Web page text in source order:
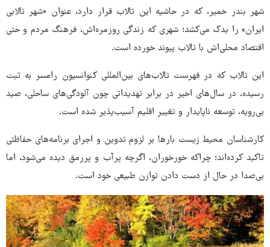
شهر بندر خمیر، که در حاشیه این تالاب قرار دارد، عنوان «شهر تالابی
ایران» را یدک می‌کشد؛ شهری که زندگی روزمره‌اش، فرهنگ مردم و حتی
اقتصاد محلی‌اش با تالاب پیوند خورده است.
این تالاب که در فهرست تالاب‌های بین‌المللی کنوانسیون رامسر به ثبت
رسیده، در سال‌های اخیر در برابر تهدیداتی چون آلودگی‌های ساحلی، صید
بی‌رویه، توسعه ناپایدار و تغییر اقلیم آسیب‌پذیر شده است.
کارشناسان محیط زیست بارها بر لزوم تدوین و اجرای برنامه‌های حفاظتی
تاکید کرده‌اند؛ چراکه خورخوران، اگرچه پرآب و پررمق دیده می‌شود، اما
بی‌صدا در حال از دست دادن توازن طبیعی خود است.